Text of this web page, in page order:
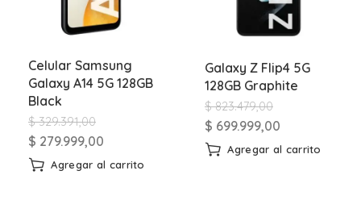
Celular Samsung
Galaxy A14 5G 128GB
Black
$329.391,00
$ 279.999,00
Agregar al carrito
Galaxy Z Flip4 5G
128GB Graphite
$823.479,00
$ 699.999,00
Agregar al carrito